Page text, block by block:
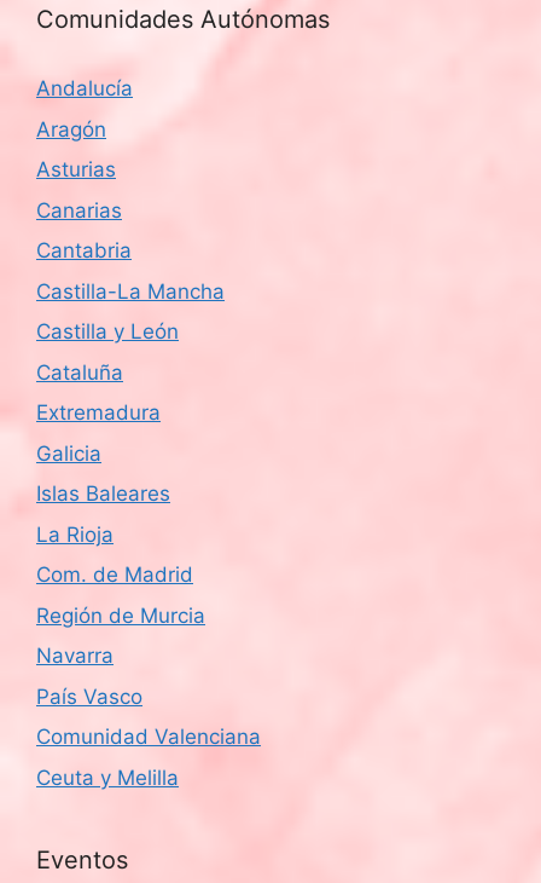
Comunidades Autónomas
Andalucía
Aragón
Asturias
Canarias
Cantabria
Castilla-La Mancha
Castilla y León
Cataluña
Extremadura
Galicia
Islas Baleares
La Rioja
Com. de Madrid
Región de Murcia
Navarra
País Vasco
Comunidad Valenciana
Ceuta y Melilla
Eventos